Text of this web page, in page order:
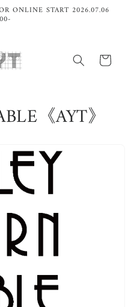
ONLINE START 2026.07.06
Cart
《AYT》